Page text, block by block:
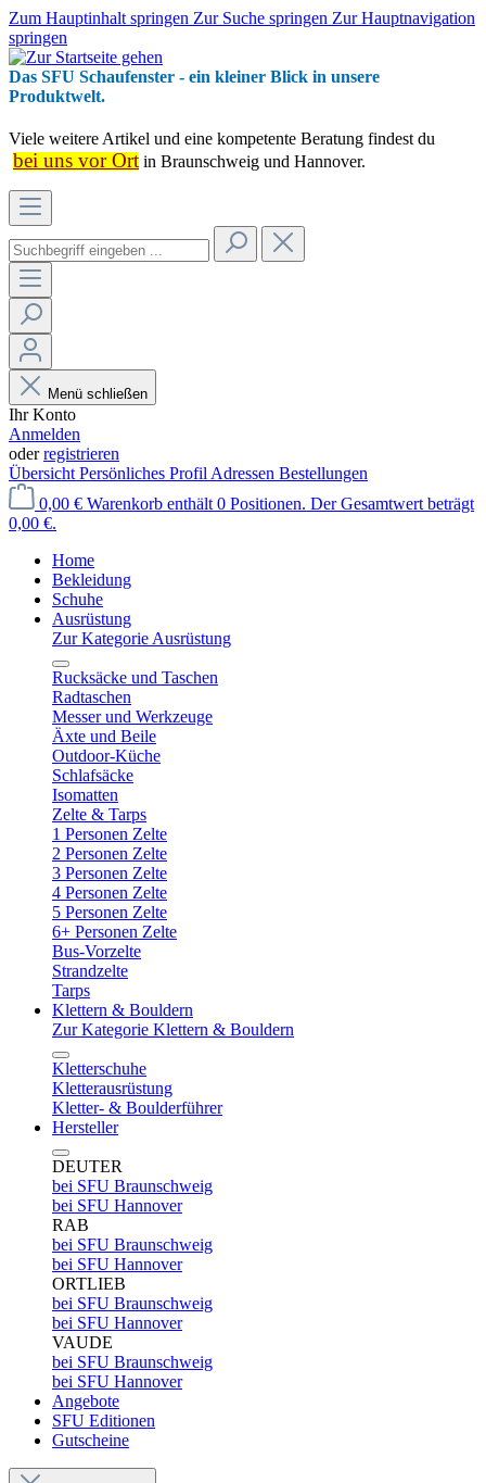
Zum Hauptinhalt springen Zur Suche springen Zur Hauptnavigation
springen
Das SFU Schaufenster - ein kleiner Blick in unsere
Produktwelt.
Viele weitere Artikel und eine kompetente Beratung findest du
bei uns vor Ort in Braunschweig und Hannover.
Menü schließen
Ihr Konto
Anmelden
oderregistrieren
Übersicht Persönliches Profil Adressen Bestellungen
0,00 € Warenkorb enthält 0 Positionen. Der Gesamtwert beträgt
0,00 €.
Home
Bekleidung
Schuhe
Ausrüstung
Zur Kategorie Ausrüstung
Rucksäcke und Taschen
Radtaschen
Messer und Werkzeuge
Äxte und Beile
Outdoor-Küche
Schlafsäcke
Isomatten
Zelte & Tarps
1 Personen Zelte
2 Personen Zelte
3 Personen Zelte
4 Personen Zelte
5 Personen Zelte
6+ Personen Zelte
Bus-Vorzelte
Strandzelte
Tarps
Klettern & Bouldern
Zur Kategorie Klettern & Bouldern
Kletterschuhe
Kletterausrüstung
Kletter- & Boulderführer
Hersteller
DEUTER
bei SFU Braunschweig
bei SFU Hannover
RAB
bei SFU Braunschweig
bei SFU Hannover
ORTLIEB
bei SFU Braunschweig
bei SFU Hannover
VAUDE
bei SFU Braunschweig
bei SFU Hannover
Angebote
SFU Editionen
Gutscheine